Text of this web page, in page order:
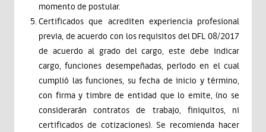
momento de postular.
Certificados que acrediten experiencia profesional
previa, de acuerdo con los requisitos del DFL 08/2017
de acuerdo al grado del cargo, este debe indicar
cargo, funciones desempeñadas, período en el cual
cumplió las funciones, su fecha de inicio y término,
con firma y timbre de entidad que lo emite, (no se
considerarán contratos de trabajo, finiquitos, ni
certificados de cotizaciones). Se recomienda hacer